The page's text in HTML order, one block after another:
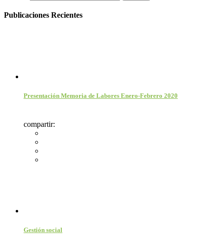
Publicaciones Recientes
Presentación Memoria de Labores Enero-Febrero 2020
compartir:
Gestión social